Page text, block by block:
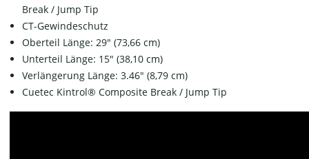
Break / Jump Tip
CT-Gewindeschutz
Oberteil Länge: 29" (73,66 cm)
Unterteil Länge: 15" (38,10 cm)
Verlängerung Länge: 3.46" (8,79 cm)
Cuetec Kintrol® Composite Break / Jump Tip